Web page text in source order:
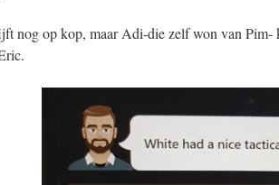
nog op kop, maar Adi-die zelf won van Pim-